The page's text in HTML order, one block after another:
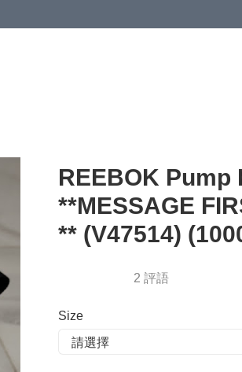
REEBOK Pump
**MESSAGE
** (V47514)
2 評語
Size